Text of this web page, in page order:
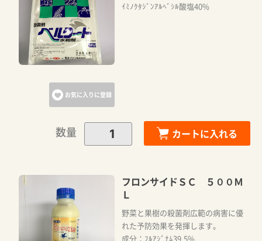
お気に入りに登録
ｲﾐﾉｸﾀｼﾞﾝｱﾙﾍﾞｼﾙ酸塩40%
数量 カートに入れる
フロンサイドＳＣ ５００Ｍ
Ｌ
野菜と果樹の殺菌剤広範の病害に優
れた予防効果を発揮します。
成分：ﾌﾙｱｼﾞﾅﾑ39.5%